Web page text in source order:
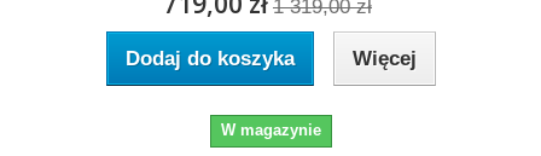
1 319,00 zł
Dodaj do koszyka Więcej
W magazynie